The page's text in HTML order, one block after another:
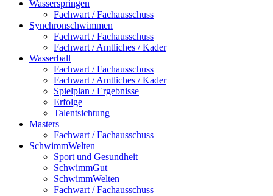
Wasserspringen
Fachwart / Fachausschuss
Synchronschwimmen
Fachwart / Fachausschuss
Fachwart / Amtliches / Kader
Wasserball
Fachwart / Fachausschuss
Fachwart / Amtliches / Kader
Spielplan / Ergebnisse
Erfolge
Talentsichtung
Masters
Fachwart / Fachausschuss
SchwimmWelten
Sport und Gesundheit
SchwimmGut
SchwimmWelten
Fachwart / Fachausschuss